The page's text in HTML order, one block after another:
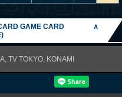
GAME CARD
∧
TV TOKYO, KONAMI